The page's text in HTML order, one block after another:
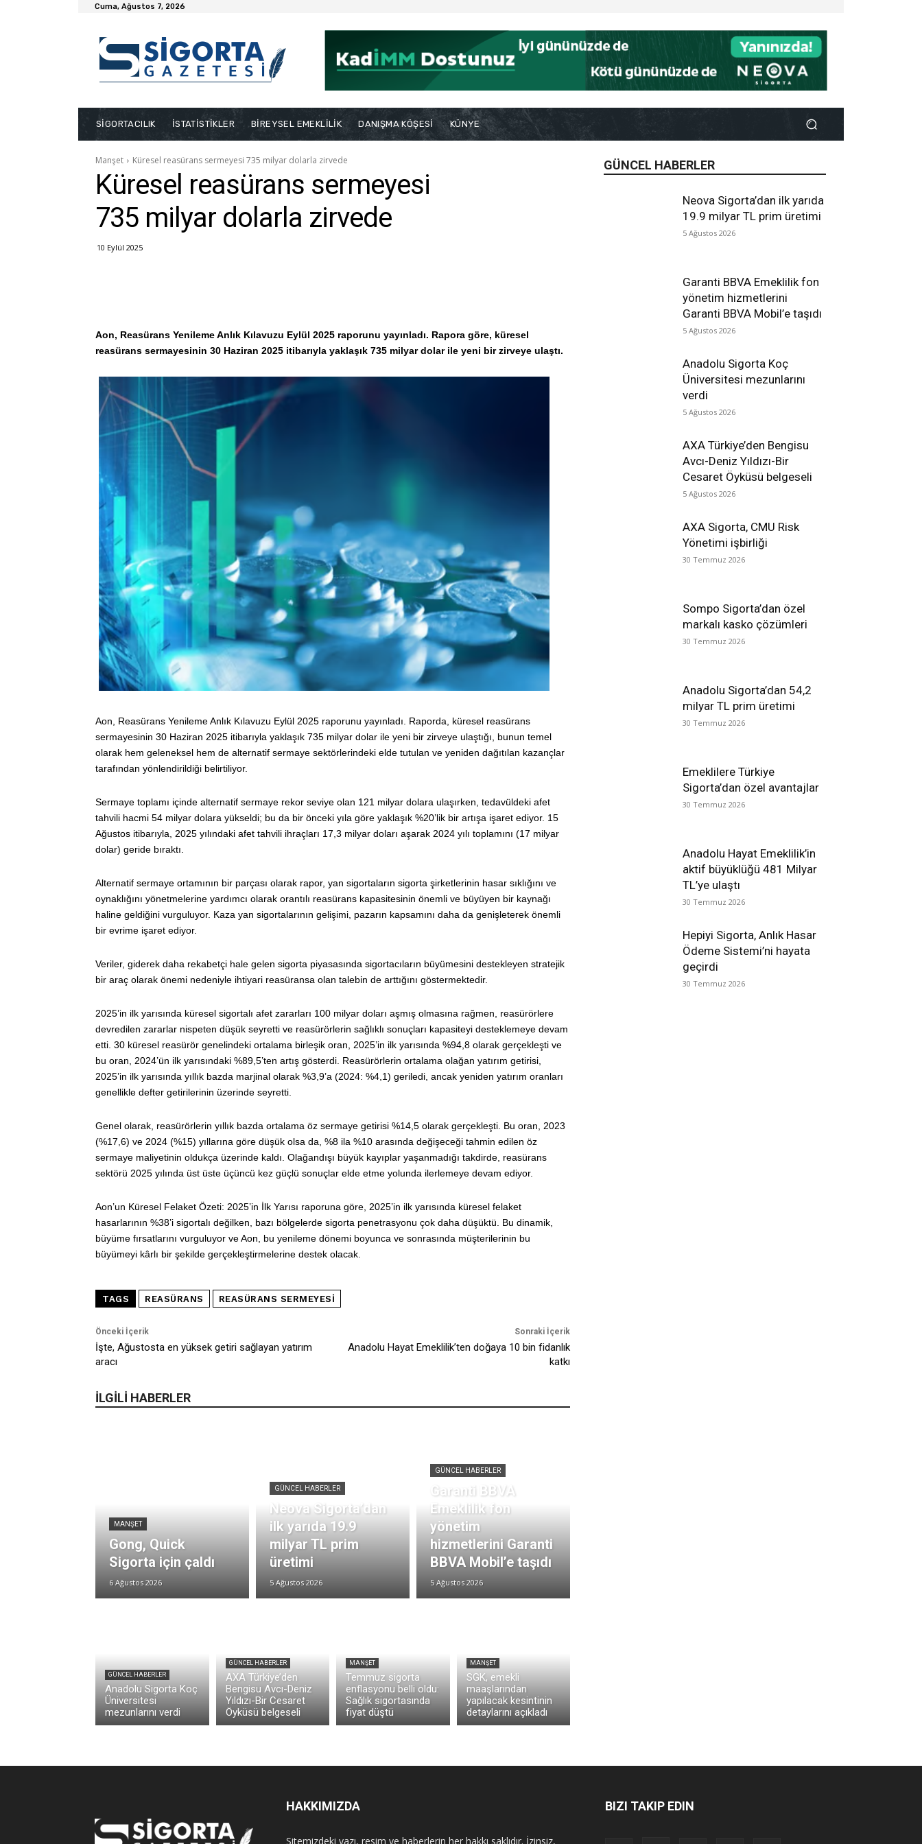
Cuma, Ağustos 7, 2026
SİGORTACILIK İSTATİSTİKLER BİREYSEL EMEKLİLİK DANIŞMA KÖŞESİ KÜNYE
GÜNCEL HABERLER
Neova Sigorta’dan ilk yarıda
19.9 milyar TL prim üretimi
5 Ağustos 2026
Garanti BBVA Emeklilik fon
yönetim hizmetlerini
Garanti BBVA Mobil’e taşıdı
5 Ağustos 2026
Anadolu Sigorta Koç
Üniversitesi mezunlarını
verdi
5 Ağustos 2026
AXA Türkiye’den Bengisu
Avcı-Deniz Yıldızı-Bir
Cesaret Öyküsü belgeseli
5 Ağustos 2026
AXA Sigorta, CMU Risk
Yönetimi işbirliği
30 Temmuz 2026
Sompo Sigorta’dan özel
markalı kasko çözümleri
30 Temmuz 2026
Anadolu Sigorta’dan 54,2
milyar TL prim üretimi
30 Temmuz 2026
Emeklilere Türkiye
Sigorta’dan özel avantajlar
30 Temmuz 2026
Anadolu Hayat Emeklilik’in
aktif büyüklüğü 481 Milyar
TL’ye ulaştı
30 Temmuz 2026
Hepiyi Sigorta, Anlık Hasar
Ödeme Sistemi’ni hayata
geçirdi
30 Temmuz 2026
Manşet Küresel reasürans sermeyesi 735 milyar dolarla zirvede
Küresel reasürans sermeyesi
735 milyar dolarla zirvede
10 Eylül 2025
Aon, Reasürans Yenileme Anlık Kılavuzu Eylül 2025 raporunu yayınladı. Rapora göre, küresel
reasürans sermayesinin 30 Haziran 2025 itibarıyla yaklaşık 735 milyar dolar ile yeni bir zirveye ulaştı.
Aon, Reasürans Yenileme Anlık Kılavuzu Eylül 2025 raporunu yayınladı. Raporda, küresel reasürans
sermayesinin 30 Haziran 2025 itibarıyla yaklaşık 735 milyar dolar ile yeni bir zirveye ulaştığı, bunun temel
olarak hem geleneksel hem de alternatif sermaye sektörlerindeki elde tutulan ve yeniden dağıtılan kazançlar
tarafından yönlendirildiği belirtiliyor.
Sermaye toplamı içinde alternatif sermaye rekor seviye olan 121 milyar dolara ulaşırken, tedavüldeki afet
tahvili hacmi 54 milyar dolara yükseldi; bu da bir önceki yıla göre yaklaşık %20’lik bir artışa işaret ediyor. 15
Ağustos itibarıyla, 2025 yılındaki afet tahvili ihraçları 17,3 milyar doları aşarak 2024 yılı toplamını (17 milyar
dolar) geride bıraktı.
Alternatif sermaye ortamının bir parçası olarak rapor, yan sigortaların sigorta şirketlerinin hasar sıklığını ve
oynaklığını yönetmelerine yardımcı olarak orantılı reasürans kapasitesinin önemli ve büyüyen bir kaynağı
haline geldiğini vurguluyor. Kaza yan sigortalarının gelişimi, pazarın kapsamını daha da genişleterek önemli
bir evrime işaret ediyor.
Veriler, giderek daha rekabetçi hale gelen sigorta piyasasında sigortacıların büyümesini destekleyen stratejik
bir araç olarak önemi nedeniyle ihtiyari reasüransa olan talebin de arttığını göstermektedir.
2025’in ilk yarısında küresel sigortalı afet zararları 100 milyar doları aşmış olmasına rağmen, reasürörlere
devredilen zararlar nispeten düşük seyretti ve reasürörlerin sağlıklı sonuçları kapasiteyi desteklemeye devam
etti. 30 küresel reasürör genelindeki ortalama birleşik oran, 2025’in ilk yarısında %94,8 olarak gerçekleşti ve
bu oran, 2024’ün ilk yarısındaki %89,5’ten artış gösterdi. Reasürörlerin ortalama olağan yatırım getirisi,
2025’in ilk yarısında yıllık bazda marjinal olarak %3,9’a (2024: %4,1) geriledi, ancak yeniden yatırım oranları
genellikle defter getirilerinin üzerinde seyretti.
Genel olarak, reasürörlerin yıllık bazda ortalama öz sermaye getirisi %14,5 olarak gerçekleşti. Bu oran, 2023
(%17,6) ve 2024 (%15) yıllarına göre düşük olsa da, %8 ila %10 arasında değişeceği tahmin edilen öz
sermaye maliyetinin oldukça üzerinde kaldı. Olağandışı büyük kayıplar yaşanmadığı takdirde, reasürans
sektörü 2025 yılında üst üste üçüncü kez güçlü sonuçlar elde etme yolunda ilerlemeye devam ediyor.
Aon’un Küresel Felaket Özeti: 2025’in İlk Yarısı raporuna göre, 2025’in ilk yarısında küresel felaket
hasarlarının %38’i sigortalı değilken, bazı bölgelerde sigorta penetrasyonu çok daha düşüktü. Bu dinamik,
büyüme fırsatlarını vurguluyor ve Aon, bu yenileme dönemi boyunca ve sonrasında müşterilerinin bu
büyümeyi kârlı bir şekilde gerçekleştirmelerine destek olacak.
TAGS REASÜRANS REASÜRANS SERMEYESI
Önceki İçerik
İşte, Ağustosta en yüksek getiri sağlayan yatırım
aracı
Sonraki İçerik
Anadolu Hayat Emeklilik’ten doğaya 10 bin fidanlık
katkı
İLGİLİ HABERLER
MANŞET
Gong, Quick
Sigorta için çaldı
6 Ağustos 2026
GÜNCEL HABERLER
Neova Sigorta’dan
ilk yarıda 19.9
milyar TL prim
üretimi
5 Ağustos 2026
GÜNCEL HABERLER
Garanti BBVA
Emeklilik fon
yönetim
hizmetlerini Garanti
BBVA Mobil’e taşıdı
5 Ağustos 2026
GÜNCEL HABERLER
Anadolu Sigorta Koç
Üniversitesi
mezunlarını verdi
GÜNCEL HABERLER
AXA Türkiye’den
Bengisu Avcı-Deniz
Yıldızı-Bir Cesaret
Öyküsü belgeseli
MANŞET
Temmuz sigorta
enflasyonu belli oldu:
Sağlık sigortasında
fiyat düştü
MANŞET
SGK, emekli
maaşlarından
yapılacak kesintinin
detaylarını açıkladı
HAKKIMIZDA
Sitemizdeki yazı, resim ve haberlerin her hakkı saklıdır. İzinsiz,
BIZI TAKIP EDIN